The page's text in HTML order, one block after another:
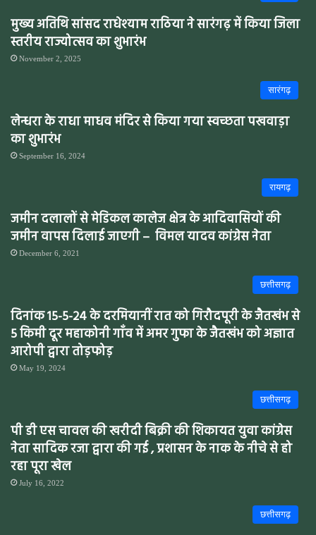
मुख्य अतिथि सांसद राधेश्याम राठिया ने सारंगढ़ में किया जिला
स्तरीय राज्योत्सव का शुभारंभ
November 2, 2025
सारंगढ़
लेन्धरा के राधा माधव मंदिर से किया गया स्वच्छता पखवाड़ा
का शुभारंभ
September 16, 2024
रायगढ़
जमीन दलालों से मेडिकल कालेज क्षेत्र के आदिवासियों की
जमीन वापस दिलाई जाएगी – विमल यादव कांग्रेस नेता
December 6, 2021
छत्तीसगढ़
दिनांक 15-5-24 के दरमियानीं रात को गिरौदपूरी के जैतखंभ से
5 किमी दूर महाकोनी गाँव में अमर गुफा के जैतखंभ को अज्ञात
आरोपी द्वारा तोड़फोड़
May 19, 2024
छत्तीसगढ़
पी डी एस चावल की खरीदी बिक्री की शिकायत युवा कांग्रेस
नेता सादिक रजा द्वारा की गई , प्रशासन के नाक के नीचे से हो
रहा पूरा खेल
July 16, 2022
छत्तीसगढ़